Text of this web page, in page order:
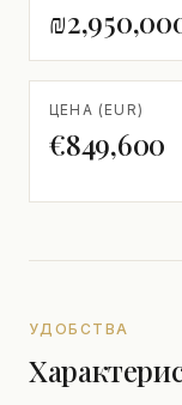
ЦЕНА (EUR)
€849,600
УДОБСТВА